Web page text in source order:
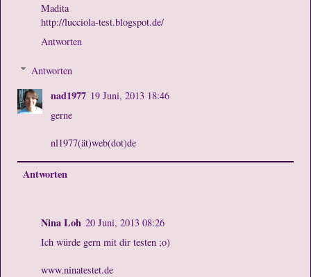
Madita
http://lucciola-test.blogspot.de/
Antworten
Antworten
nad1977 19 Juni, 2013 18:46
gerne
nl1977(ät)web(dot)de
Antworten
Nina Loh 20 Juni, 2013 08:26
Ich würde gern mit dir testen ;o)
www.ninatestet.de